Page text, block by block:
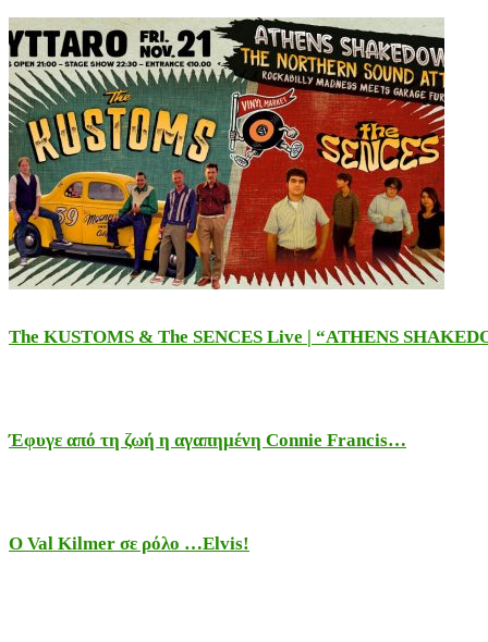
The KUSTOMS & The SENCES Live | “ATHENS
Έφυγε από τη ζωή η αγαπημένη Connie Francis…
Ο Val Kilmer σε ρόλο …Elvis!